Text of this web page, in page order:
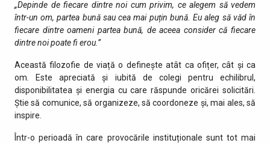
„Depinde de fiecare dintre noi cum privim, ce alegem să vedem
într-un om, partea bună sau cea mai puțin bună. Eu aleg să văd în
fiecare dintre oameni partea bună, de aceea consider că fiecare
dintre noi poate fi erou.”
Această filozofie de viață o definește atât ca ofițer, cât și ca
om. Este apreciată și iubită de colegi pentru echilibrul,
disponibilitatea și energia cu care răspunde oricărei solicitări.
Știe să comunice, să organizeze, să coordoneze și, mai ales, să
inspire.
Într-o perioadă în care provocările instituționale sunt tot mai